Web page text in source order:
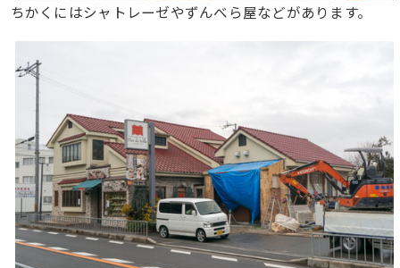
ちかくにはシャトレーゼやずんべら屋などがあります。